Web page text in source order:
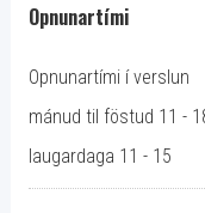
Opnunartími
Opnunartími í verslun
mánud til föstud 11 -
laugardaga 11 - 15